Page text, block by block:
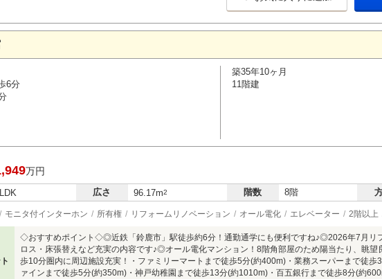
6分
築35年10ヶ月
11階建
万円
広さ 96.17m2 階数 8階
モニタ付インターホン 所有権 リフォームリノベーション オール電化 エレベーター 2階以上
◇おすすめポイント◇◎近鉄「鈴鹿市」駅徒歩約6分！通勤通学にも便利ですね♪◎2026年7月リ
ロス・床張替えなど充実の内容です♪◎オール電化マンション！8階角部屋のため陽当たり、眺
歩10分圏内に周辺施設充実！・ファミリーマートまで徒歩5分(約400m)・業務スーパーまで徒歩
ァインまで徒歩5分(約350m)・神戸幼稚園まで徒歩13分(約1010m)・百五銀行まで徒歩8分(約